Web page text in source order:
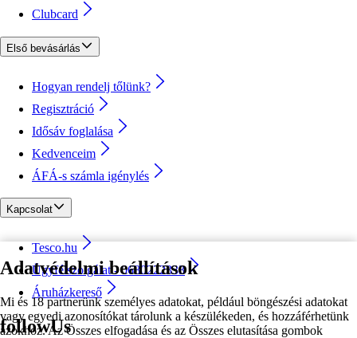
Adatvédelmi beállítások
Mi és 18 partnerünk személyes adatokat, például böngészési adatokat
vagy egyedi azonosítókat tárolunk a készülékeden, és hozzáférhetünk
azokhoz. Az Összes elfogadása és az Összes elutasítása gombok
Clubcard
Első bevásárlás
Hogyan rendelj tőlünk?
Regisztráció
Idősáv foglalása
Kedvenceim
ÁFÁ-s számla igénylés
Kapcsolat
Tesco.hu
Ügyfélszolgálat - 0680222333
Áruházkereső
followUs